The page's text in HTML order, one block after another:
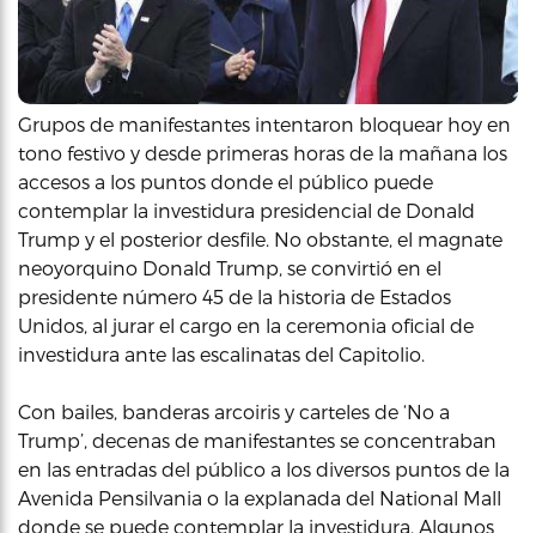
Grupos de manifestantes intentaron bloquear hoy en
tono festivo y desde primeras horas de la mañana los
accesos a los puntos donde el público puede
contemplar la investidura presidencial de Donald
Trump y el posterior desfile. No obstante, el magnate
neoyorquino Donald Trump, se convirtió en el
presidente número 45 de la historia de Estados
Unidos, al jurar el cargo en la ceremonia oficial de
investidura ante las escalinatas del Capitolio.
Con bailes, banderas arcoiris y carteles de ‘No a
Trump’, decenas de manifestantes se concentraban
en las entradas del público a los diversos puntos de la
Avenida Pensilvania o la explanada del National Mall
donde se puede contemplar la investidura. Algunos